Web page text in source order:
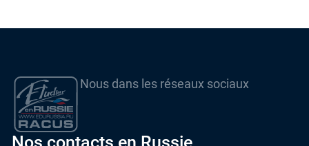
Nous dans les réseaux sociaux